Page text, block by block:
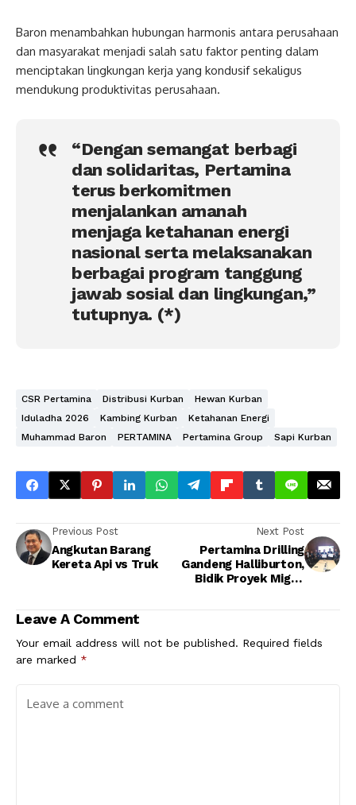
Baron menambahkan hubungan harmonis antara perusahaan
dan masyarakat menjadi salah satu faktor penting dalam
menciptakan lingkungan kerja yang kondusif sekaligus
mendukung produktivitas perusahaan.
“Dengan semangat berbagi
dan solidaritas, Pertamina
terus berkomitmen
menjalankan amanah
menjaga ketahanan energi
nasional serta melaksanakan
berbagai program tanggung
jawab sosial dan lingkungan,”
tutupnya. (*)
CSR Pertamina Distribusi Kurban
Hewan Kurban
Iduladha 2026
Kambing Kurban
Ketahanan Energi
Muhammad Baron
PERTAMINA Pertamina Group Sapi Kurban
Previous Post
Angkutan Barang
Kereta Api vs Truk
Next Post
Pertamina Drilling
Gandeng Halliburton,
Bidik Proyek Migas
Leave A Comment
Your email address will not be published. Required fields
are marked *